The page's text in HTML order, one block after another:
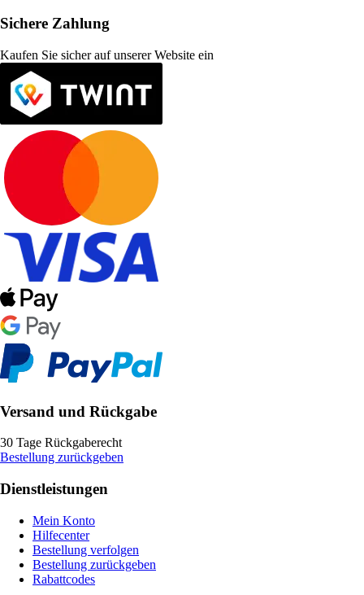
Sichere Zahlung
Kaufen Sie sicher auf unserer Website ein
Versand und Rückgabe
30 Tage Rückgaberecht
Bestellung zurückgeben
Dienstleistungen
Mein Konto
Hilfecenter
Bestellung verfolgen
Bestellung zurückgeben
Rabattcodes